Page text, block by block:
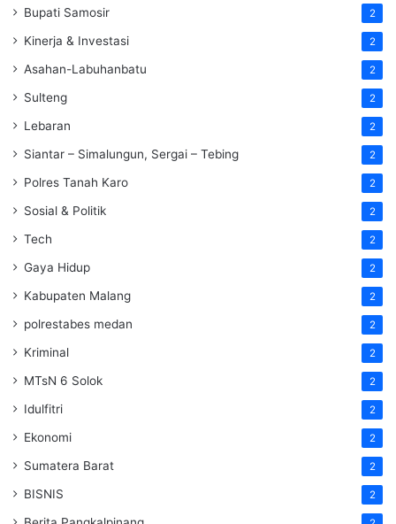
Bupati Samosir 2
Kinerja & Investasi 2
Asahan-Labuhanbatu 2
Sulteng 2
Lebaran 2
Siantar – Simalungun, Sergai – Tebing 2
Polres Tanah Karo 2
Sosial & Politik 2
Tech 2
Gaya Hidup 2
Kabupaten Malang 2
polrestabes medan 2
Kriminal 2
MTsN 6 Solok 2
Idulfitri 2
Ekonomi 2
Sumatera Barat 2
BISNIS 2